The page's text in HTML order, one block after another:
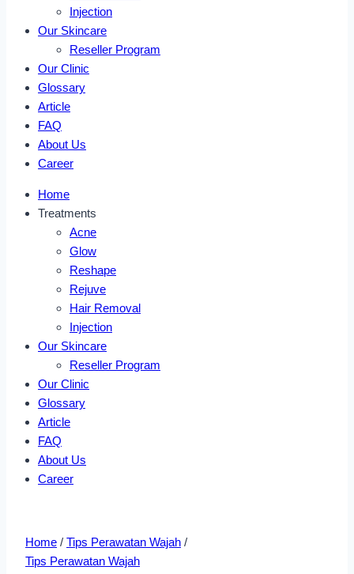
Injection
Our Skincare
Reseller Program
Our Clinic
Glossary
Article
FAQ
About Us
Career
Home
Treatments
Acne
Glow
Reshape
Rejuve
Hair Removal
Injection
Our Skincare
Reseller Program
Our Clinic
Glossary
Article
FAQ
About Us
Career
Home / Tips Perawatan Wajah /
Tips Perawatan Wajah